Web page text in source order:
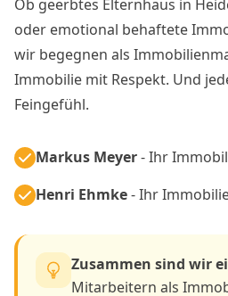
Ob geerbtes Elternhaus in
oder emotional behaftete
wir begegnen als
Immobilie mit Respekt. Und
Feingefühl.
Markus Meyer- Ihr
Henri Ehmke- Ihr
Zusammen sind wir
Mitarbeitern als